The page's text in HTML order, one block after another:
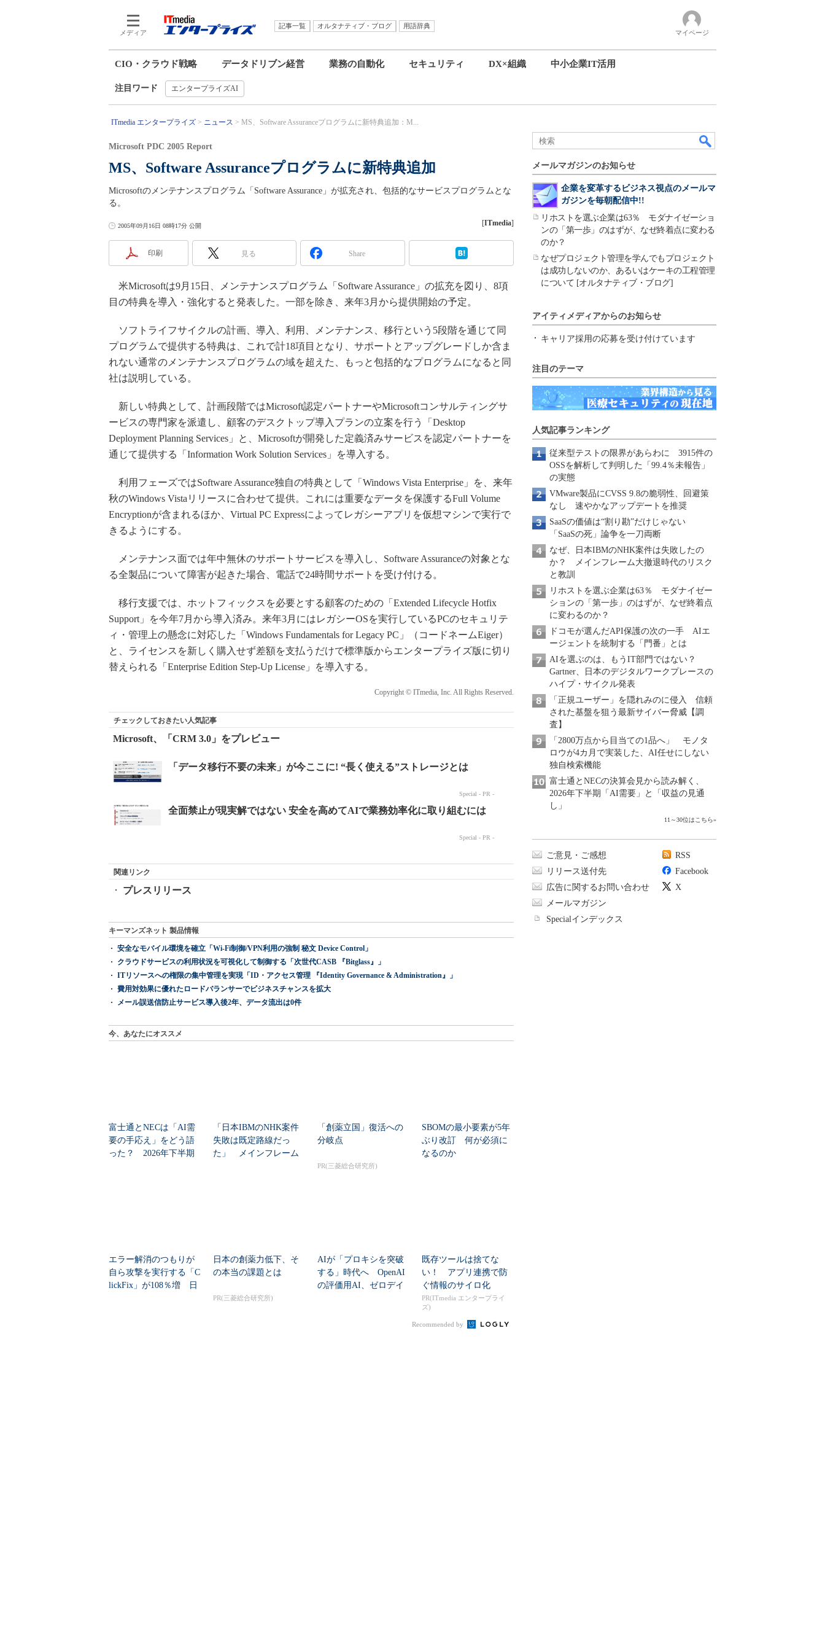
メディア
記事一覧 オルタナティブ・ブログ
用語辞典
マイページ
CIO・クラウド戦略 データドリブン経営 業務の自動化 セキュリティ DX×組織 中小企業IT活用
注目ワード エンタープライズAI
ITmedia エンタープライズ ニュース MS、Software Assuranceプログラムに新特典追加：M...
MS、Software Assuranceプログラムに新特典追加
Microsoft PDC 2005 Report
Microsoftのメンテナンスプログラム「Software Assurance」が拡充され、包括的なサービスプログラムとな
る。
2005年09月16日 08時17分 公開 [ITmedia]
印刷 見る Share
米Microsoftは9月15日、メンテナンスプログラム「Software Assurance」の拡充を図り、8項
目の特典を導入・強化すると発表した。一部を除き、来年3月から提供開始の予定。
ソフトライフサイクルの計画、導入、利用、メンテナンス、移行という5段階を通じて同
プログラムで提供する特典は、これで計18項目となり、サポートとアップグレードしか含ま
れない通常のメンテナンスプログラムの域を超えた、もっと包括的なプログラムになると同
社は説明している。
新しい特典として、計画段階ではMicrosoft認定パートナーやMicrosoftコンサルティングサ
ービスの専門家を派遣し、顧客のデスクトップ導入プランの立案を行う「Desktop
Deployment Planning Services」と、Microsoftが開発した定義済みサービスを認定パートナーを
通じて提供する「Information Work Solution Services」を導入する。
利用フェーズではSoftware Assurance独自の特典として「Windows Vista Enterprise」を、来年
秋のWindows Vistaリリースに合わせて提供。これには重要なデータを保護するFull Volume
Encryptionが含まれるほか、Virtual PC Expressによってレガシーアプリを仮想マシンで実行で
きるようにする。
メンテナンス面では年中無休のサポートサービスを導入し、Software Assuranceの対象とな
る全製品について障害が起きた場合、電話で24時間サポートを受け付ける。
移行支援では、ホットフィックスを必要とする顧客のための「Extended Lifecycle Hotfix
Support」を今年7月から導入済み。来年3月にはレガシーOSを実行しているPCのセキュリテ
ィ・管理上の懸念に対応した「Windows Fundamentals for Legacy PC」（コードネームEiger）
と、ライセンスを新しく購入せず差額を支払うだけで標準版からエンタープライズ版に切り
替えられる「Enterprise Edition Step-Up License」を導入する。
Copyright © ITmedia, Inc. All Rights Reserved.
チェックしておきたい人気記事
Microsoft、「CRM 3.0」をプレビュー
関連リンク
プレスリリース
キーマンズネット 製品情報
安全なモバイル環境を確立「Wi-Fi制御/VPN利用の強制 秘文 Device Control」
クラウドサービスの利用状況を可視化して制御する「次世代CASB 『Bitglass』」
ITリソースへの権限の集中管理を実現「ID・アクセス管理 『Identity Governance & Administration』」
費用対効果に優れたロードバランサーでビジネスチャンスを拡大
メール誤送信防止サービス導入後2年、データ流出は0件
今、あなたにオススメ
富士通とNECは「AI需
要の手応え」をどう語
った？ 2026年下半期
「日本IBMのNHK案件
失敗は既定路線だっ
た」 メインフレーム
「創薬立国」復活への
分岐点
PR(三菱総合研究所)
SBOMの最小要素が5年
ぶり改訂 何が必須に
なるのか
エラー解消のつもりが
自ら攻撃を実行する「C
lickFix」が108％増 日
日本の創薬力低下、そ
の本当の課題とは
PR(三菱総合研究所)
AIが「プロキシを突破
する」時代へ OpenAI
の評価用AI、ゼロデイ
既存ツールは捨てな
い！ アプリ連携で防
ぐ情報のサイロ化
PR(ITmedia エンタープライ
ズ)
Recommended by
メールマガジンのお知らせ
企業を変革するビジネス視点のメールマ
ガジンを毎朝配信中!!
リホストを選ぶ企業は63％ モダナイゼーショ
ンの「第一歩」のはずが、なぜ終着点に変わる
のか？
なぜプロジェクト管理を学んでもプロジェクト
は成功しないのか、あるいはケーキの工程管理
について [オルタナティブ・ブログ]
アイティメディアからのお知らせ
キャリア採用の応募を受け付けています
注目のテーマ
人気記事ランキング
従来型テストの限界があらわに 3915件の
OSSを解析して判明した「99.4％未報告」
の実態
VMware製品にCVSS 9.8の脆弱性、回避策
なし 速やかなアップデートを推奨
SaaSの価値は“割り勘”だけじゃない
「SaaSの死」論争を一刀両断
なぜ、日本IBMのNHK案件は失敗したの
か？ メインフレーム大撤退時代のリスク
と教訓
リホストを選ぶ企業は63％ モダナイゼー
ションの「第一歩」のはずが、なぜ終着点
に変わるのか？
ドコモが選んだAPI保護の次の一手 AIエ
ージェントを統制する「門番」とは
AIを選ぶのは、もうIT部門ではない？
Gartner、日本のデジタルワークプレースの
ハイプ・サイクル発表
「正規ユーザー」を隠れみのに侵入 信頼
された基盤を狙う最新サイバー脅威【調
査】
「2800万点から目当ての1品へ」 モノタ
ロウが4カ月で実装した、AI任せにしない
独自検索機能
富士通とNECの決算会見から読み解く、
2026年下半期「AI需要」と「収益の見通
し」
11～30位はこちら»
ご意見・ご感想
リリース送付先
広告に関するお問い合わせ
メールマガジン
Specialインデックス
RSS
Facebook
X